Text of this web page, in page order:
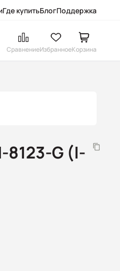
Где купитьБлогПоддержка
СравнениеИзбранноеКорзина
8123-G (I-